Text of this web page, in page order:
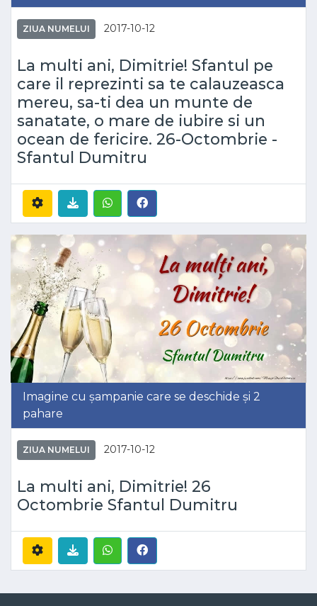
ZIUA NUMELUI 2017-10-12
La multi ani, Dimitrie! Sfantul pe
care il reprezinti sa te calauzeasca
mereu, sa-ti dea un munte de
sanatate, o mare de iubire si un
ocean de fericire. 26-Octombrie -
Sfantul Dumitru
Imagine cu șampanie care se deschide și 2
pahare
ZIUA NUMELUI 2017-10-12
La multi ani, Dimitrie! 26
Octombrie Sfantul Dumitru